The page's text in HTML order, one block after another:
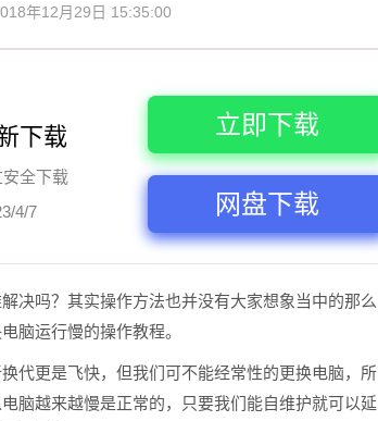
年12月29日 15:35:00
下载
安全下载
4/7
立即下载
网盘下载
决吗？其实操作方法也并没有大家想象当中的那么
脑运行慢的操作教程。
代更是飞快，但我们可不能经常性的更换电脑，所
脑越来越慢是正常的，只要我们能自维护就可以延